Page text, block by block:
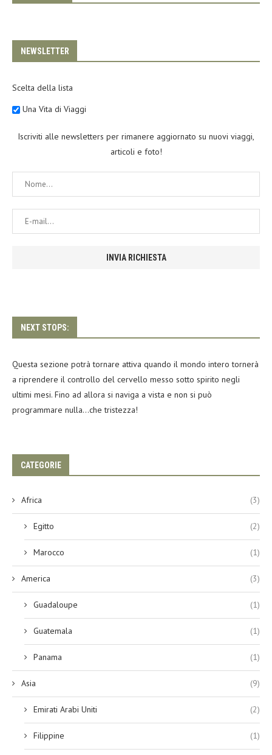
NEWSLETTER
Scelta della lista
Una Vita di Viaggi
Iscriviti alle newsletters per rimanere aggiornato su nuovi viaggi,
articoli e foto!
NEXT STOPS:
Questa sezione potrà tornare attiva quando il mondo intero tornerà
a riprendere il controllo del cervello messo sotto spirito negli
ultimi mesi. Fino ad allora si naviga a vista e non si può
programmare nulla…che tristezza!
CATEGORIE
Africa (3)
Egitto (2)
Marocco (1)
America (3)
Guadaloupe (1)
Guatemala (1)
Panama (1)
Asia (9)
Emirati Arabi Uniti (2)
Filippine (1)